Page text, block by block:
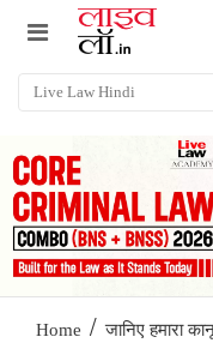
Home / जानिए हमारा